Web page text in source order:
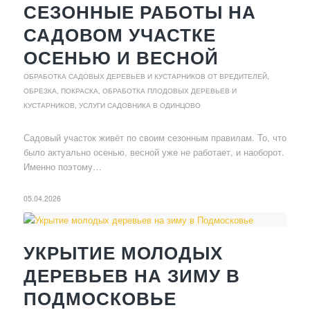
СЕЗОННЫЕ РАБОТЫ НА
САДОВОМ УЧАСТКЕ
ОСЕНЬЮ И ВЕСНОЙ
ОБРАБОТКА САДОВЫХ ДЕРЕВЬЕВ И КУСТАРНИКОВ ОТ ВРЕДИТЕЛЕЙ,
ОБРЕЗКА, ПОКРАСКА, ОБРАБОТКА ПЛОДОВЫХ ДЕРЕВЬЕВ И
КУСТАРНИКОВ УСЛУГИ САДОВНИКА В ОДИНЦОВО
Садовый участок живёт по своим сезонным правилам. То, что
было актуально осенью, весной уже не работает, и наоборот.
Именно поэтому…
05.04.2026
УКРЫТИЕ МОЛОДЫХ
ДЕРЕВЬЕВ НА ЗИМУ В
ПОДМОСКОВЬЕ